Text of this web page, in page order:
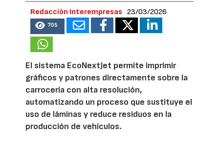
Redacción Interempresas 23/03/2026
705
El sistema EcoNextJet permite imprimir
gráficos y patrones directamente sobre la
carrocería con alta resolución,
automatizando un proceso que sustituye el
uso de láminas y reduce residuos en la
producción de vehículos.